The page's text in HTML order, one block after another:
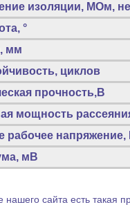
изоляции, МОм,
°
мм
циклов
прочность,В
мощность
рабочее напряжение,
мВ
нашего сайта есть такая